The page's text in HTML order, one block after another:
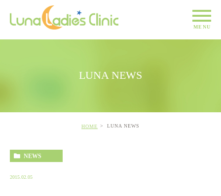
LUNA NEWS
HOME LUNA NEWS
NEWS
2015.02.05